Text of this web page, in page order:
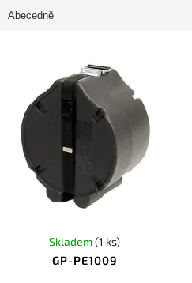
Abecedně
GP-PE1009
Skladem(1 ks)